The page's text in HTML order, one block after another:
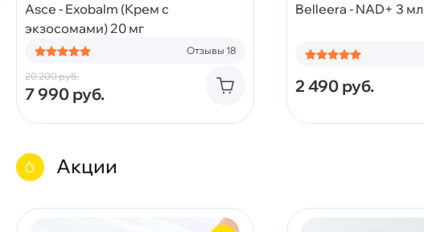
Asce - Exobalm (Крем с
экзосомами) 20 мг
Отзывы 18
20 200руб.
7 990 руб. Купить
Belleera - NAD+ 3 мл
2 490 руб.
Акции